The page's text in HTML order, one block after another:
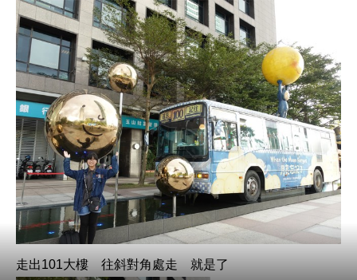
走出101大樓 往斜對角處走 就是了